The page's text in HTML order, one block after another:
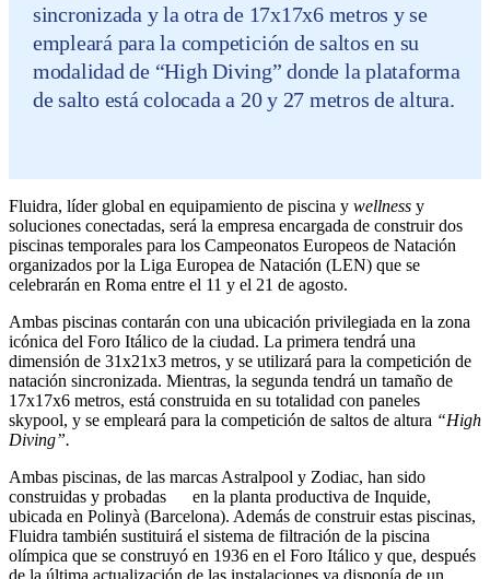
sincronizada y la otra de 17x17x6 metros y se
empleará para la competición de saltos en su
modalidad de “High Diving” donde la plataforma
de salto está colocada a 20 y 27 metros de altura.
Fluidra, líder global en equipamiento de piscina y wellness y
soluciones conectadas, será la empresa encargada de construir dos
piscinas temporales para los Campeonatos Europeos de Natación
organizados por la Liga Europea de Natación (LEN) que se
celebrarán en Roma entre el 11 y el 21 de agosto.
Ambas piscinas contarán con una ubicación privilegiada en la zona
icónica del Foro Itálico de la ciudad. La primera tendrá una
dimensión de 31x21x3 metros, y se utilizará para la competición de
natación sincronizada. Mientras, la segunda tendrá un tamaño de
17x17x6 metros, está construida en su totalidad con paneles
skypool, y se empleará para la competición de saltos de altura “High
Diving”.
Ambas piscinas, de las marcas Astralpool y Zodiac, han sido
construidas y probadas en la planta productiva de Inquide,
ubicada en Polinyà (Barcelona). Además de construir estas piscinas,
Fluidra también sustituirá el sistema de filtración de la piscina
olímpica que se construyó en 1936 en el Foro Itálico y que, después
de la última actualización de las instalaciones ya disponía de un